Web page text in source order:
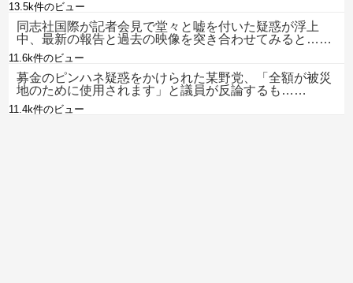
13.5k件のビュー
同志社国際が記者会見で堂々と嘘を付いた疑惑が浮上
中、最新の報告と過去の映像を突き合わせてみると……
11.6k件のビュー
募金のピンハネ疑惑をかけられた某野党、「全額が被災
地のために使用されます」と議員が反論するも……
11.4k件のビュー